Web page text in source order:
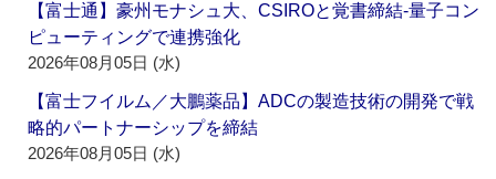
【富士通】豪州モナシュ大、CSIROと覚書締結‐量子コン
ピューティングで連携強化
2026年08月05日 (水)
【富士フイルム／大鵬薬品】ADCの製造技術の開発で戦
略的パートナーシップを締結
2026年08月05日 (水)